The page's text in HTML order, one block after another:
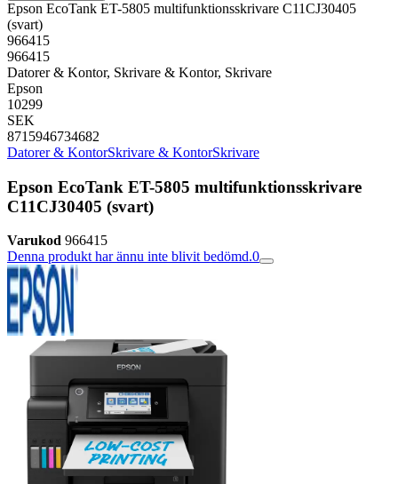
Epson EcoTank ET-5805 multifunktionsskrivare C11CJ30405
(svart)
966415
966415
Datorer & Kontor, Skrivare & Kontor, Skrivare
Epson
10299
SEK
8715946734682
Datorer & KontorSkrivare & KontorSkrivare
Epson EcoTank ET-5805 multifunktionsskrivare
C11CJ30405 (svart)
Varukod 966415
Denna produkt har ännu inte blivit bedömd.0